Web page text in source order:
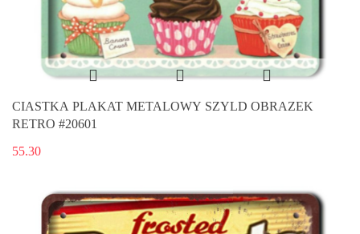
CIASTKA PLAKAT METALOWY SZYLD OBRAZEK
RETRO #20601
55.30